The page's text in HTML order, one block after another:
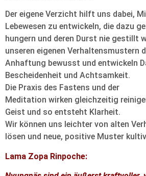
Der eigene Verzicht hilft uns dabei,
Lebewesen zu entwickeln, die dazu
hungern und deren Durst nie gestillt
unseren eigenen Verhaltensmustern
Anhaftung bewusst und entwickeln
Bescheidenheit und Achtsamkeit.
Die Praxis des Fastens und der
Meditation wirken gleichzeitig
Geist und so entsteht Klarheit.
Wir können uns leichter von alten
lösen und neue, positive Muster
Lama Zopa Rinpoche: